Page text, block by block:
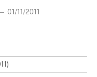
01/11/2011